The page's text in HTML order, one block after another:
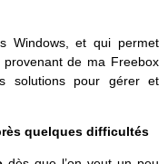
Windows, et qui permet
de ma Freebox
solutions pour gérer et
quelques difficultés